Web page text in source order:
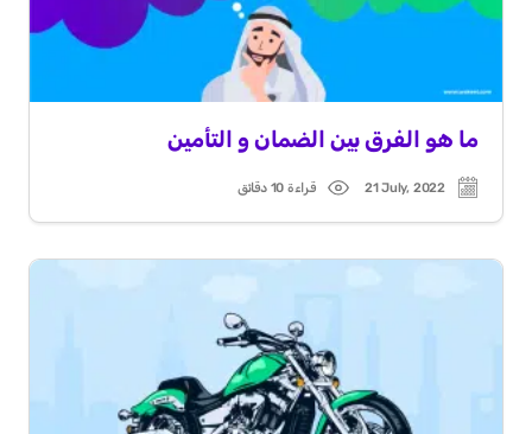
ما هو الفرق بين الضمان و التأمين
Post
date
21 July, 2022
Read
time
قراءة 10 دقائق